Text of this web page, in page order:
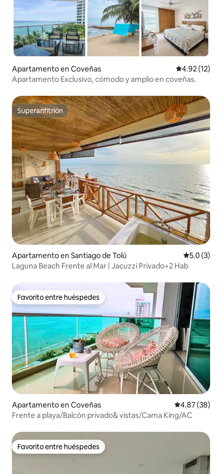
Apartamento en Coveñas Calificación
4.92 (12)
Apartamento Exclusivo, cómodo y amplio en coveñas.
Superanfitrión
Superanfitrión
Apartamento en Santiago de Tolú
5.0 (3)
Laguna Beach Frente al Mar | Jacuzzi Privado+2 Hab
Favorito entre huéspedes
Favorito entre huéspedes
Apartamento en Coveñas Calificación
4.87 (38)
Frente a playa/Balcón privado& vistas/Cama King/AC
Favorito entre huéspedes
Favorito entre huéspedes